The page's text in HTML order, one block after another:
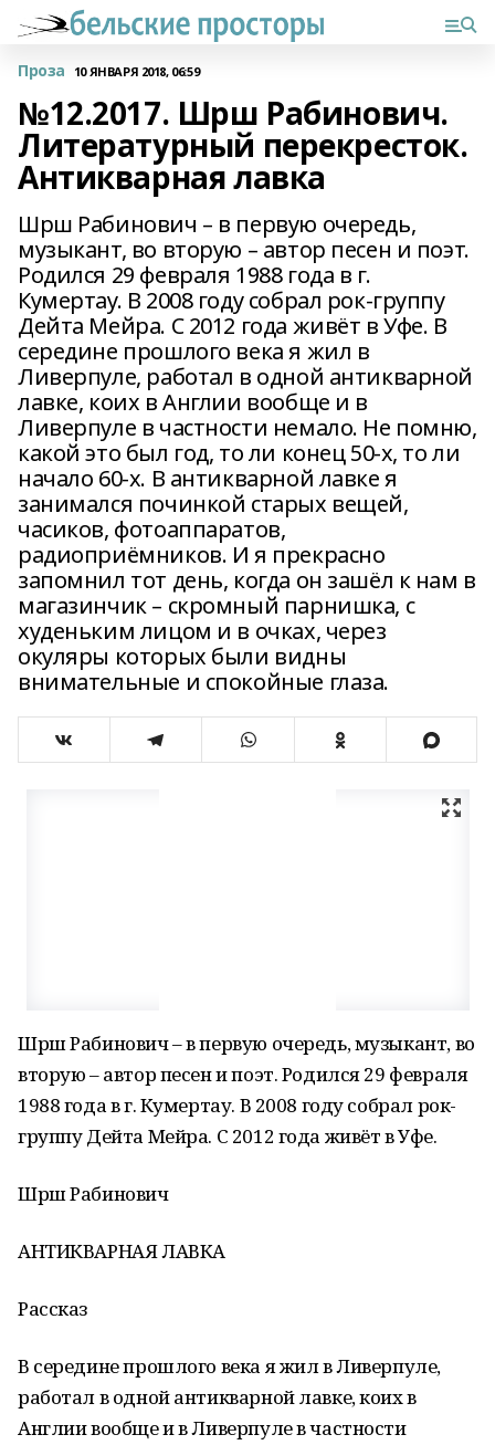
Проза 10 ЯНВАРЯ 2018, 06:59
№12.2017. Шрш Рабинович.
Литературный перекресток.
Антикварная лавка
Шрш Рабинович – в первую очередь,
музыкант, во вторую – автор песен и поэт.
Родился 29 февраля 1988 года в г.
Кумертау. В 2008 году собрал рок-группу
Дейта Мейра. С 2012 года живёт в Уфе. В
середине прошлого века я жил в
Ливерпуле, работал в одной антикварной
лавке, коих в Англии вообще и в
Ливерпуле в частности немало. Не помню,
какой это был год, то ли конец 50-х, то ли
начало 60-х. В антикварной лавке я
занимался починкой старых вещей,
часиков, фотоаппаратов,
радиоприёмников. И я прекрасно
запомнил тот день, когда он зашёл к нам в
магазинчик – скромный парнишка, с
худеньким лицом и в очках, через
окуляры которых были видны
внимательные и спокойные глаза.
Шрш Рабинович – в первую очередь, музыкант, во
вторую – автор песен и поэт. Родился 29 февраля
1988 года в г. Кумертау. В 2008 году собрал рок-
группу Дейта Мейра. С 2012 года живёт в Уфе.
Шрш Рабинович
АНТИКВАРНАЯ ЛАВКА
Рассказ
В середине прошлого века я жил в Ливерпуле,
работал в одной антикварной лавке, коих в
Англии вообще и в Ливерпуле в частности